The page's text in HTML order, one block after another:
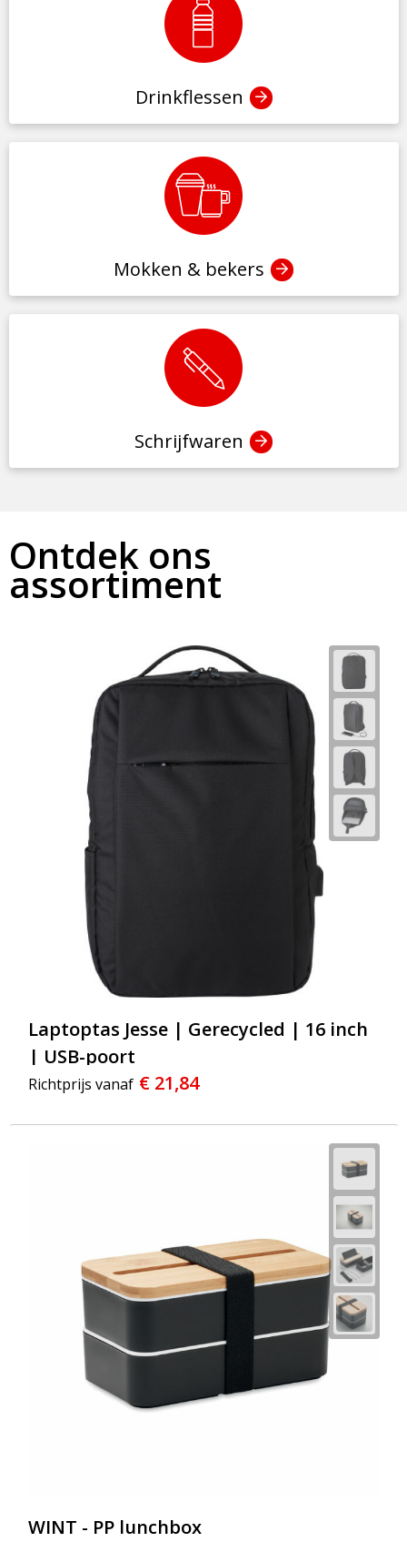
Drinkflessen
Mokken & bekers
Schrijfwaren
Ontdek ons
assortiment
Laptoptas Jesse | Gerecycled | 16 inch
| USB-poort
Richtprijs vanaf € 21,84
WINT - PP lunchbox